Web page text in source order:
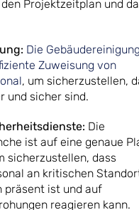
Projektzeitplan und
Die
Zuweisung von
, um sicherzustellen,
und sicher sind.
Die
ist auf eine genaue
sicherzustellen, dass
an kritischen
präsent ist und auf
reagieren kann.